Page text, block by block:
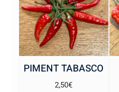
PIMENT TABASCO
2,50€